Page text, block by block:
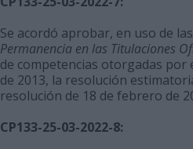
Se acordó aprobar, en uso de
Permanencia en las Titulaciones
de competencias otorgadas por
de 2013, la resolución
resolución de 18 de febrero de
CP133-25-03-2022-8: